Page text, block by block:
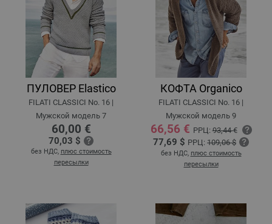
ПУЛОВЕР Elastico
FILATI CLASSICI No. 16 |
Мужской модель 7
60,00 €
70,03 $
без НДС, плюс стоимость
пересылки
КОФТА Organico
FILATI CLASSICI No. 16 |
Мужской модель 9
66,56 € РРЦ:93,44 €
77,69 $ РРЦ: 109,06 $
без НДС, плюс стоимость
пересылки